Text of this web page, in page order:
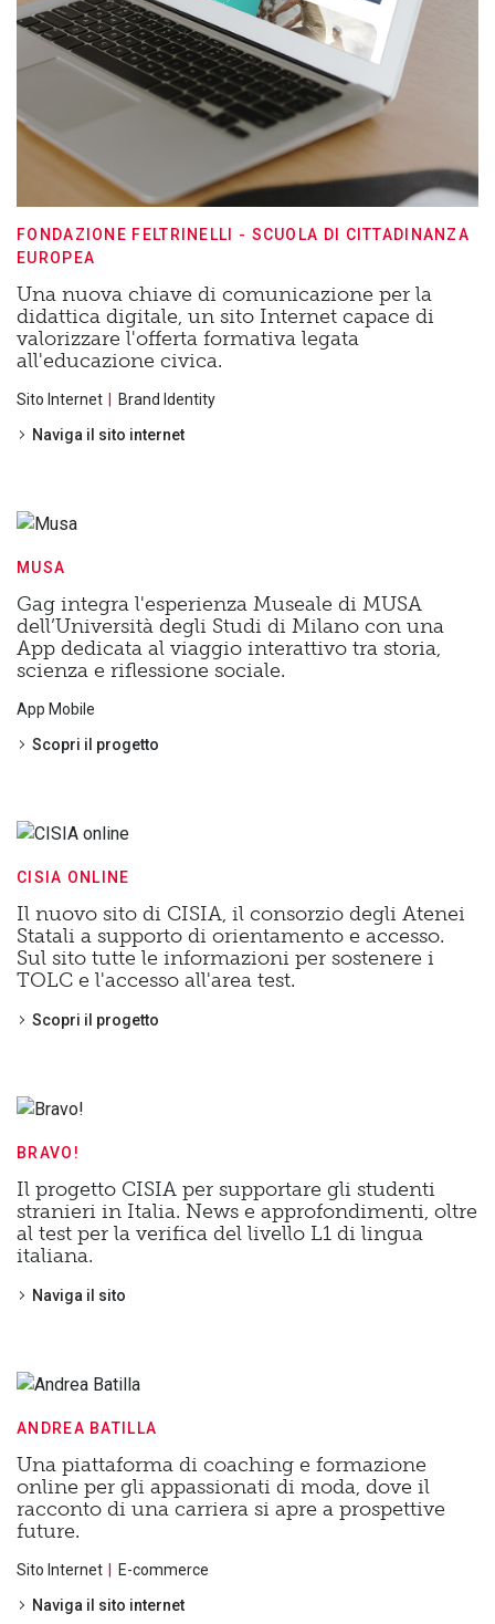
FONDAZIONE FELTRINELLI - SCUOLA DI CITTADINANZA
EUROPEA
Una nuova chiave di comunicazione per la
didattica digitale, un sito Internet capace di
valorizzare l'offerta formativa legata
all'educazione civica.
Sito Internet
Brand Identity
Naviga il sito internet
MUSA
Gag integra l'esperienza Museale di MUSA
dell’Università degli Studi di Milano con una
App dedicata al viaggio interattivo tra storia,
scienza e riflessione sociale.
App Mobile
Scopri il progetto
CISIA ONLINE
Il nuovo sito di CISIA, il consorzio degli Atenei
Statali a supporto di orientamento e accesso.
Sul sito tutte le informazioni per sostenere i
TOLC e l'accesso all'area test.
Scopri il progetto
BRAVO!
Il progetto CISIA per supportare gli studenti
stranieri in Italia. News e approfondimenti, oltre
al test per la verifica del livello L1 di lingua
italiana.
Naviga il sito
ANDREA BATILLA
Una piattaforma di coaching e formazione
online per gli appassionati di moda, dove il
racconto di una carriera si apre a prospettive
future.
Sito Internet
E-commerce
Naviga il sito internet